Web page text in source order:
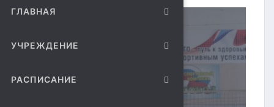
ГЛАВНАЯ
УЧРЕЖДЕНИЕ
РАСПИСАНИЕ